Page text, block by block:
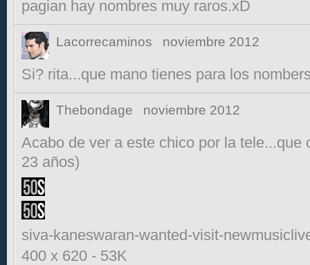
pagian hay nombres muy raros.xD
Lacorrecaminos noviembre 2012
Si? rita...que mano tienes para los
Thebondage noviembre 2012
Acabo de ver a este chico por la tele...que
23 años)
siva-kaneswaran-wanted-visit-
400 x 620 - 53K